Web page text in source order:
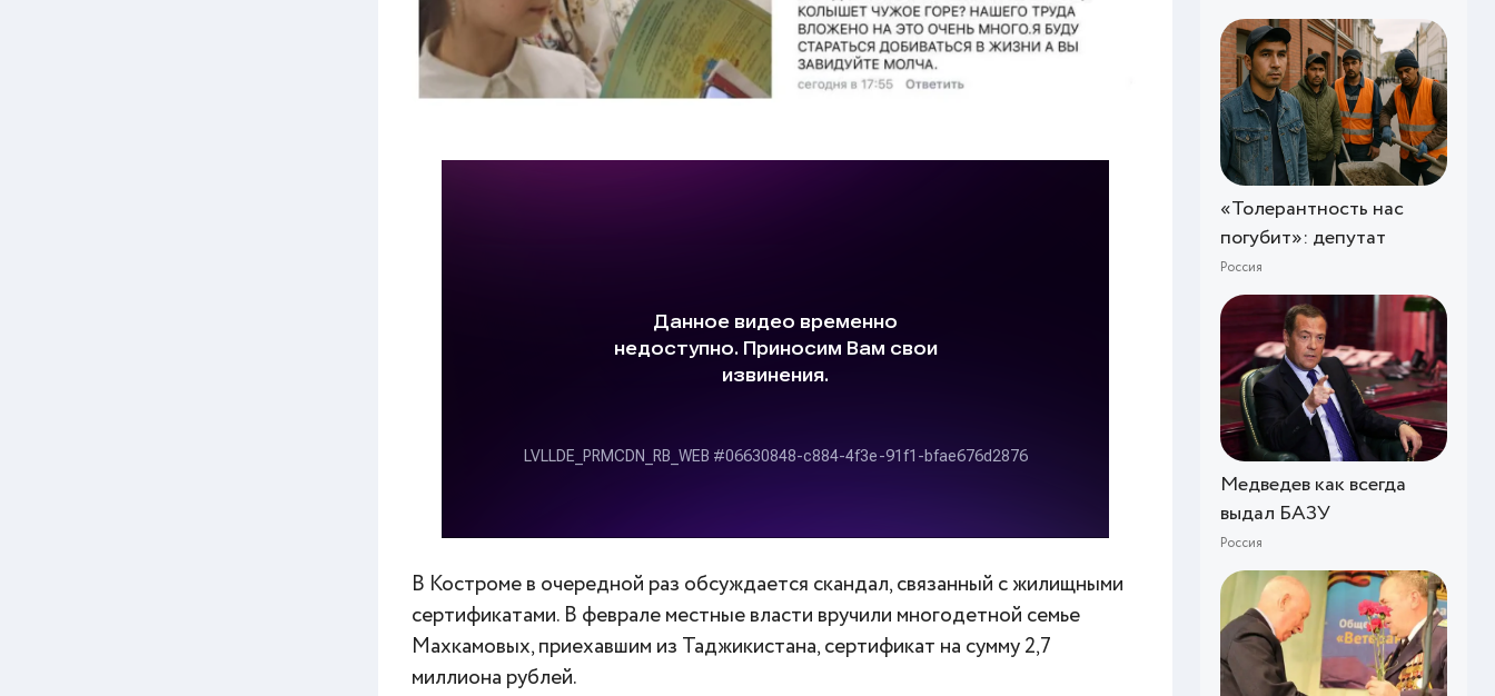
«Толерантность нас
погубит»: депутат
Россия
Медведев как всегда
выдал БАЗУ
Россия
В Костроме в очередной раз обсуждается скандал, связанный с жилищными
сертификатами. В феврале местные власти вручили многодетной семье
Махкамовых, приехавшим из Таджикистана, сертификат на сумму 2,7
миллиона рублей.